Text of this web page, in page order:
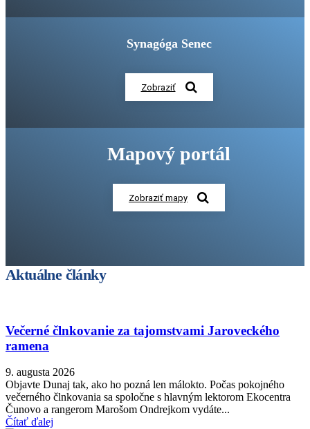
Synagóga Senec
Zobraziť
Mapový portál
Zobraziť mapy
Aktuálne články
Večerné člnkovanie za tajomstvami Jaroveckého
ramena
9. augusta 2026
Objavte Dunaj tak, ako ho pozná len málokto. Počas pokojného
večerného člnkovania sa spoločne s hlavným lektorom Ekocentra
Čunovo a rangerom Marošom Ondrejkom vydáte...
Čítať ďalej